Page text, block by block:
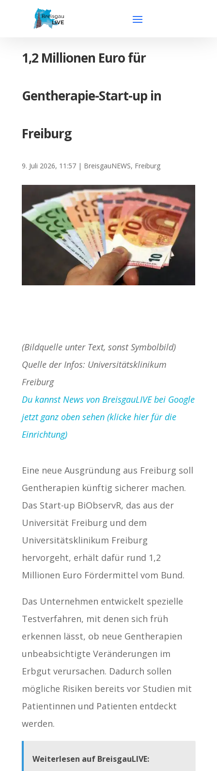
1,2 Millionen Euro für
Gentherapie-Start-up in
Freiburg
9. Juli 2026, 11:57| BreisgauNEWS, Freiburg
(Bildquelle unter Text, sonst Symbolbild)
Quelle der Infos: Universitätsklinikum
Freiburg
Du kannst News von BreisgauLIVE bei Google
jetzt ganz oben sehen (klicke hier für die
Einrichtung)
Eine neue Ausgründung aus Freiburg soll
Gentherapien künftig sicherer machen.
Das Start-up BiObservR, das aus der
Universität Freiburg und dem
Universitätsklinikum Freiburg
hervorgeht, erhält dafür rund 1,2
Millionen Euro Fördermittel vom Bund.
Das Unternehmen entwickelt spezielle
Testverfahren, mit denen sich früh
erkennen lässt, ob neue Gentherapien
unbeabsichtigte Veränderungen im
Erbgut verursachen. Dadurch sollen
mögliche Risiken bereits vor Studien mit
Patientinnen und Patienten entdeckt
werden.
Weiterlesen auf BreisgauLIVE: